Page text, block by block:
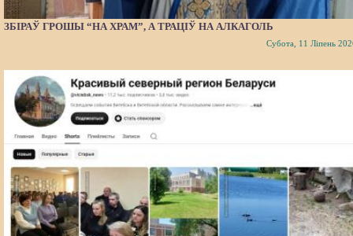
ЗБІРАЎ ГРОШЫ “НА ХРАМ”, А ТРАЦІЎ НА АЛКАГОЛЬ
Субота, 11 Ліпень